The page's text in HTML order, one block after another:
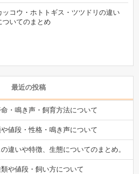
ッコウ・ホトトギス・ツツドリの違い
ついてのまとめ
最近の投稿
・鳴き声・飼育方法について
値段・性格・鳴き声について
違いや特徴、生態についてのまとめ。
や値段・飼い方について